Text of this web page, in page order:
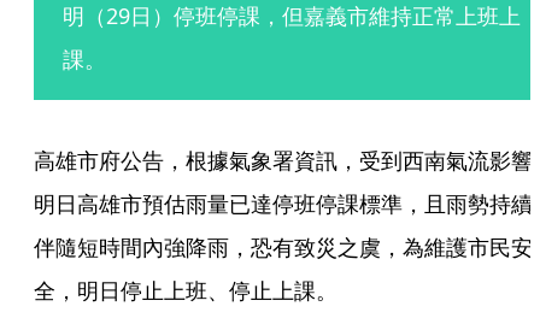
明（29日）停班停課，但嘉義市維持正常上班上
課。
高雄市府公告，根據氣象署資訊，受到西南氣流影響
明日高雄市預估雨量已達停班停課標準，且雨勢持續
伴隨短時間內強降雨，恐有致災之虞，為維護市民安
全，明日停止上班、停止上課。